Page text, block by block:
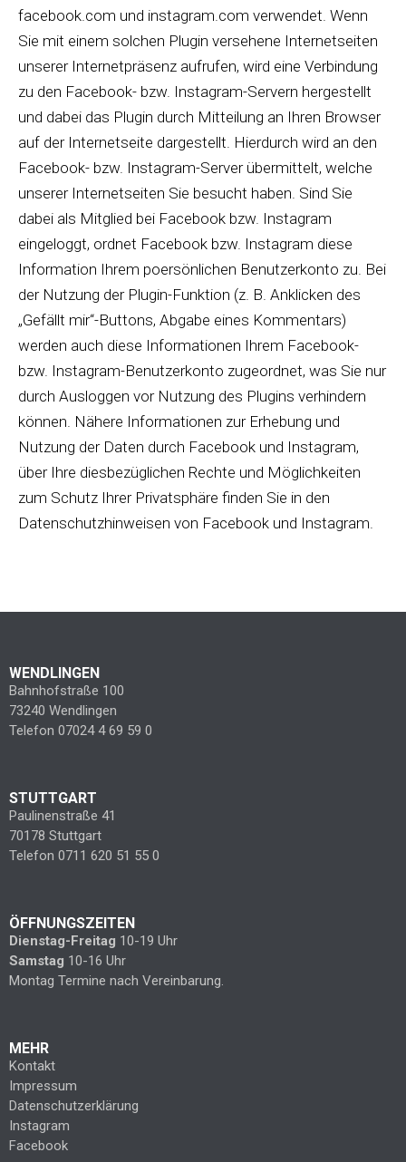
facebook.com und instagram.com verwendet. Wenn
Sie mit einem solchen Plugin versehene Internetseiten
unserer Internetpräsenz aufrufen, wird eine Verbindung
zu den Facebook- bzw. Instagram-Servern hergestellt
und dabei das Plugin durch Mitteilung an Ihren Browser
auf der Internetseite dargestellt. Hierdurch wird an den
Facebook- bzw. Instagram-Server übermittelt, welche
unserer Internetseiten Sie besucht haben. Sind Sie
dabei als Mitglied bei Facebook bzw. Instagram
eingeloggt, ordnet Facebook bzw. Instagram diese
Information Ihrem poersönlichen Benutzerkonto zu. Bei
der Nutzung der Plugin-Funktion (z. B. Anklicken des
„Gefällt mir“-Buttons, Abgabe eines Kommentars)
werden auch diese Informationen Ihrem Facebook-
bzw. Instagram-Benutzerkonto zugeordnet, was Sie nur
durch Ausloggen vor Nutzung des Plugins verhindern
können. Nähere Informationen zur Erhebung und
Nutzung der Daten durch Facebook und Instagram,
über Ihre diesbezüglichen Rechte und Möglichkeiten
zum Schutz Ihrer Privatsphäre finden Sie in den
Datenschutzhinweisen von Facebook und Instagram.
WENDLINGEN
Bahnhofstraße 100
73240 Wendlingen
Telefon 07024 4 69 59 0
STUTTGART
Paulinenstraße 41
70178 Stuttgart
Telefon 0711 620 51 55 0
ÖFFNUNGSZEITEN
Dienstag-Freitag 10-19 Uhr
Samstag 10-16 Uhr
Montag Termine nach Vereinbarung.
MEHR
Kontakt
Impressum
Datenschutzerklärung
Instagram
Facebook